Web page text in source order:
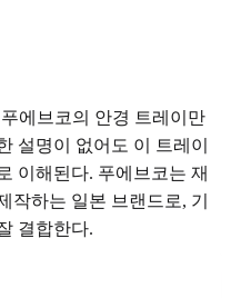
에브코의 안경 트레이만
설명이 없어도 이 트레이
이해된다. 푸에브코는 재
작하는 일본 브랜드로, 기
결합한다.